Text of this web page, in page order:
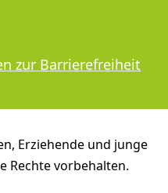
zur Barrierefreiheit
Erziehende und junge
Rechte vorbehalten.